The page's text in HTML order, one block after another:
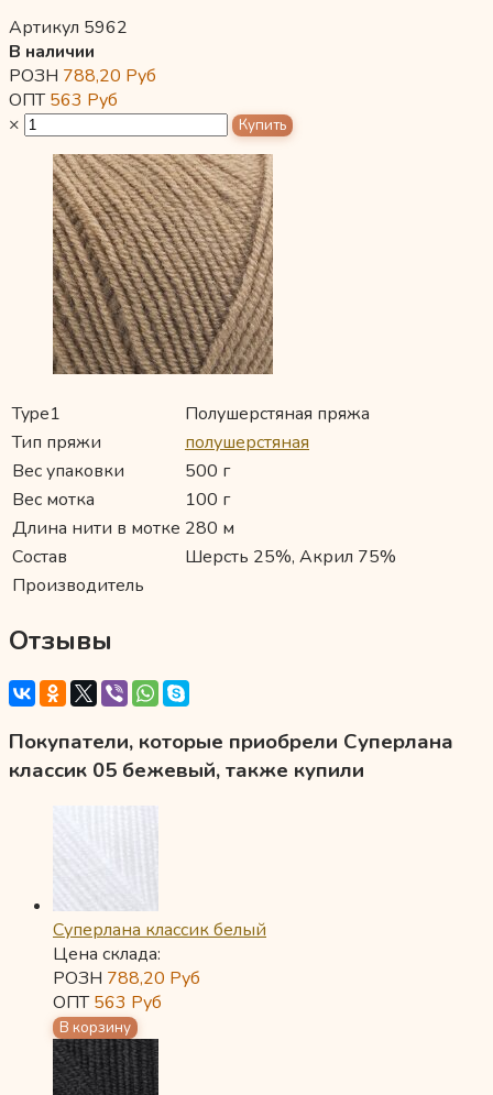
Артикул 5962
В наличии
РОЗН 788,20 Руб
ОПТ563 Руб
×
Type1
Полушерстяная пряжа
Тип пряжи
полушерстяная
Вес упаковки
500 г
Вес мотка
100 г
Длина нити в мотке 280 м
Состав
Шерсть 25%, Акрил 75%
Производитель
Отзывы
Покупатели, которые приобрели Суперлана
классик 05 бежевый, также купили
Суперлана классик белый
Цена склада:
РОЗН 788,20 Руб
ОПТ563 Руб